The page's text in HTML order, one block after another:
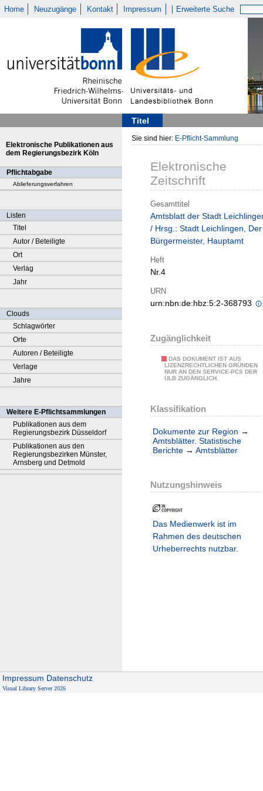
Home Neuzugänge Kontakt Impressum Erweiterte Suche
Titel
Elektronische Publikationen aus
dem Regierungsbezirk Köln
Pflichtabgabe
Ablieferungsverfahren
Listen
Titel
Autor / Beteiligte
Ort
Verlag
Jahr
Clouds
Schlagwörter
Orte
Autoren / Beteiligte
Verlage
Jahre
Weitere E-Pflichtsammlungen
Publikationen aus dem
Regierungsbezirk Düsseldorf
Publikationen aus den
Regierungsbezirken Münster,
Arnsberg und Detmold
Sie sind hier: E-Pflicht-Sammlung
Elektronische
Zeitschrift
Gesamttitel
Amtsblatt der Stadt
/ Hrsg.: Stadt Leichlingen, Der
Bürgermeister, Hauptamt
Heft
Nr.4
URN
urn:nbn:de:hbz:5:2-368793
Zugänglichkeit
DAS DOKUMENT IST AUS
LIZENZRECHTLICHEN GRÜNDEN
NUR AN DEN SERVICE-PCS DER
ULB ZUGÄNGLICH.
Klassifikation
Dokumente zur Region →
Amtsblätter. Statistische
Berichte → Amtsblätter
Nutzungshinweis
Das Medienwerk ist im
Rahmen des deutschen
Urheberrechts nutzbar.
Impressum Datenschutz
Visual Library Server 2026